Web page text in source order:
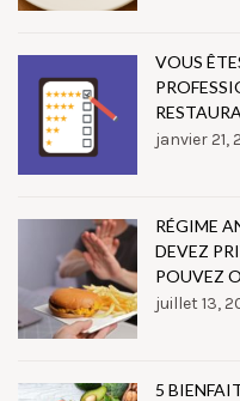
VOUS
janvier 21,
RÉGIME
DEVEZ
POUVEZ
juillet 13,
5